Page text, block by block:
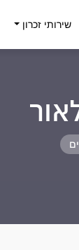
שירותי זכרון